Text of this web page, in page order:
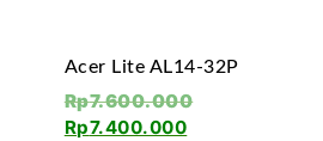
Acer Lite AL14-32P
Rp7.600.000
Rp7.400.000